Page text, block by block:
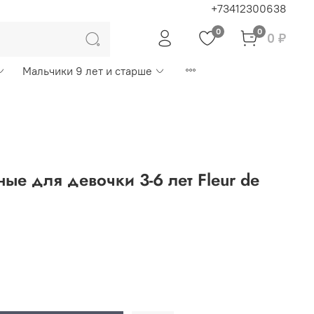
+73412300638
0 0 0 ₽
Мальчики 9 лет и старше
для девочки 3-6 лет Fleur de